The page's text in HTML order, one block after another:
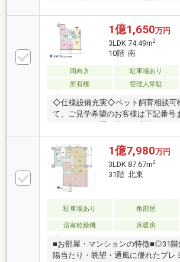
食洗器・3口横並びのガスコンロ・
イズの浴室■リビング・ダイニング
した共用施設■2026年4月 大規模修
■689戸のビッグコミュニティ■制震
ョン■大成建設株式会社設計・施工■
あり■24時間有人管理体制 ～夜間
ゴミ置場有り
1億1,650万円
3LDK 74.49m2
10階 南
南向き 駐車場あり
所有権
管理人常駐
◇仕様設備充実◇ペット飼育相談可
て、ご見学希望のお客様は下記番号
104-633】
1億7,980万円
3LDK 87.67m2
31階 北東
駐車場あり 角部屋
浴室乾燥機
床暖房
■お部屋・マンションの特徴■◎31階
陽当たり・眺望・通風に優れたプ